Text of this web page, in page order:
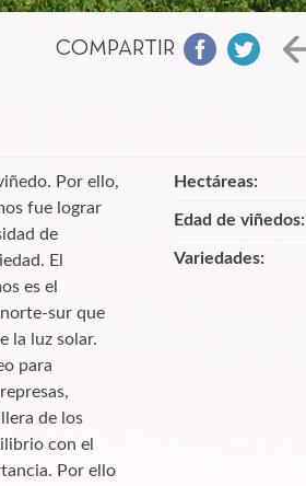
COMPARTIR
Por ello,
fue lograr
de
El
es el
sur que
la luz solar.
para
de los
con el
Por ello
Hectáreas:
Edad de viñedos:
Variedades: